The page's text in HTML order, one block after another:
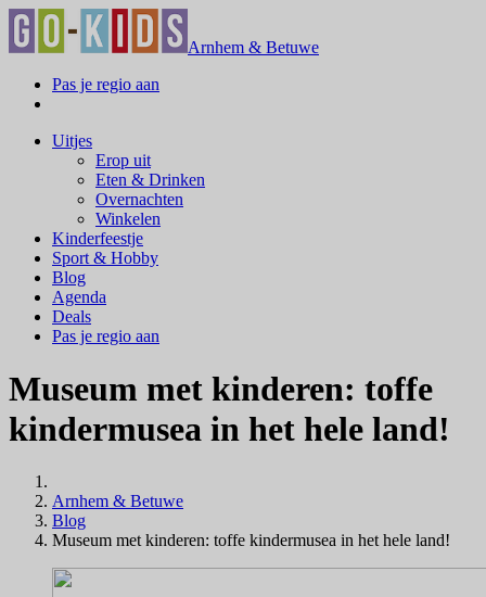
Arnhem & Betuwe
Pas je regio aan
Uitjes
Erop uit
Eten & Drinken
Overnachten
Winkelen
Kinderfeestje
Sport & Hobby
Blog
Agenda
Deals
Pas je regio aan
Museum met kinderen: toffe
kindermusea in het hele land!
Arnhem & Betuwe
Blog
Museum met kinderen: toffe kindermusea in het hele land!